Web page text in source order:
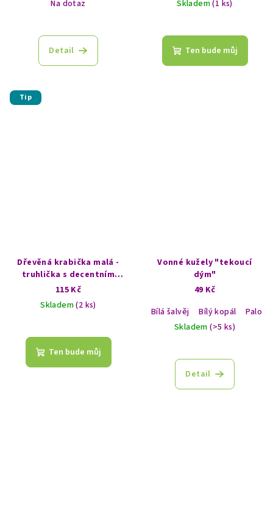
Na dotaz
Detail
Skladem(1 ks)
Ten bude můj
Tip
Dřevěná krabička malá -
truhlička s decentním
vzorem - Ruka Fatimy
115 Kč
Skladem(2 ks)
Ten bude můj
Vonné kužely "tekoucí
dým"
49 Kč
Bílá šalvěj
Bílý kopál
Palo
Skladem(>5 ks)
Detail